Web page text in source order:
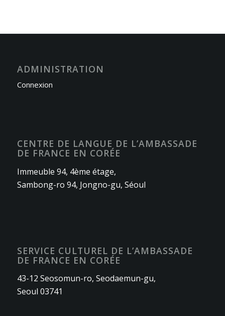
ADMINISTRATION
Connexion
CENTRE DE LANGUE DE L’AMBASSADE
DE FRANCE EN CORÉE
Immeuble 94, 4ème étage,
Sambong-ro 94, Jongno-gu, Séoul
SERVICE CULTUREL DE L’AMBASSADE
DE FRANCE EN CORÉE
43-12 Seosomun-ro, Seodaemun-gu,
Seoul 03741